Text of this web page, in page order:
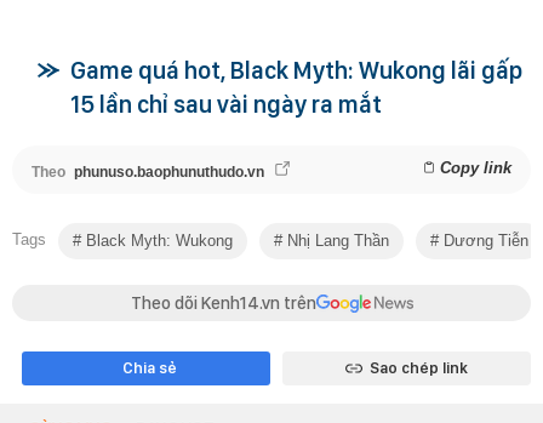
Game quá hot, Black Myth: Wukong lãi gấp
15 lần chỉ sau vài ngày ra mắt
Theo phunuso.baophunuthudo.vn Copy link
Tags Black Myth: Wukong Nhị Lang Thần Dương Tiễn
Theo dõi Kenh14.vn trên
Chia sẻ Sao chép link